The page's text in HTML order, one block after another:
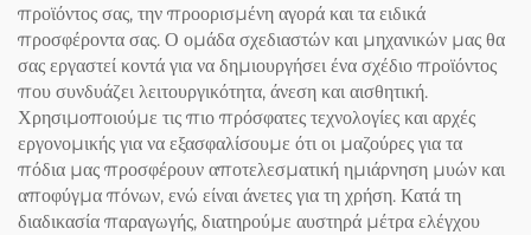
προϊόντος σας, την προορισμένη αγορά και τα ειδικά
προσφέροντα σας. Ο ομάδα σχεδιαστών και μηχανικών μας θα
σας εργαστεί κοντά για να δημιουργήσει ένα σχέδιο προϊόντος
που συνδυάζει λειτουργικότητα, άνεση και αισθητική.
Χρησιμοποιούμε τις πιο πρόσφατες τεχνολογίες και αρχές
εργονομικής για να εξασφαλίσουμε ότι οι μαζούρες για τα
πόδια μας προσφέρουν αποτελεσματική ημιάρνηση μυών και
αποφύγμα πόνων, ενώ είναι άνετες για τη χρήση. Κατά τη
διαδικασία παραγωγής, διατηρούμε αυστηρά μέτρα ελέγχου